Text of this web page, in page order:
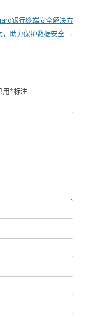
银行终端安全解决方
，助力保护数据安全 →
用*标注